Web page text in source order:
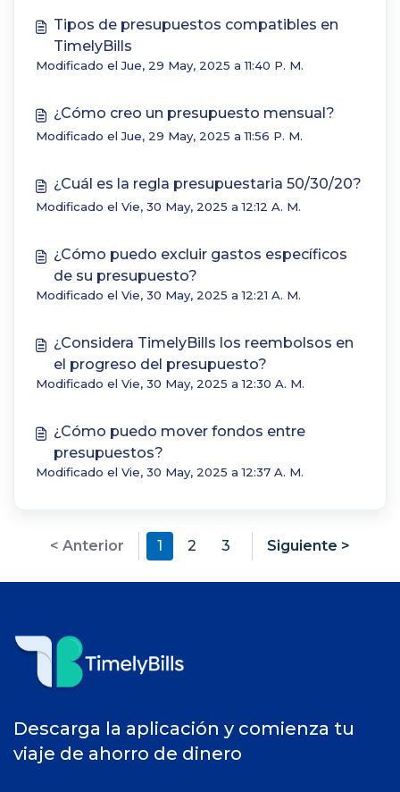
Tipos de presupuestos compatibles en
TimelyBills
Modificado el Jue, 29 May, 2025 a 11:40 P. M.
¿Cómo creo un presupuesto mensual?
Modificado el Jue, 29 May, 2025 a 11:56 P. M.
¿Cuál es la regla presupuestaria 50/30/20?
Modificado el Vie, 30 May, 2025 a 12:12 A. M.
¿Cómo puedo excluir gastos específicos
de su presupuesto?
Modificado el Vie, 30 May, 2025 a 12:21 A. M.
¿Considera TimelyBills los reembolsos en
el progreso del presupuesto?
Modificado el Vie, 30 May, 2025 a 12:30 A. M.
¿Cómo puedo mover fondos entre
presupuestos?
Modificado el Vie, 30 May, 2025 a 12:37 A. M.
< Anterior 1 2 3 Siguiente >
Descarga la aplicación y comienza tu
viaje de ahorro de dinero